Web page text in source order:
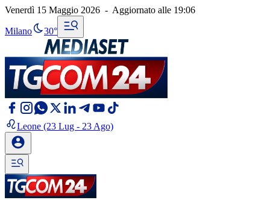
Venerdì 15 Maggio 2026 - Aggiornato alle 19:06
Milano 30°
Leone (23 Lug - 23 Ago)